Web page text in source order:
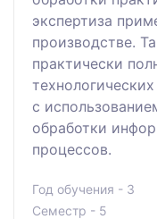
экспертиза
производстве.
практически
с
обработки
процессов.
Год обучения - 3
Семестр - 5